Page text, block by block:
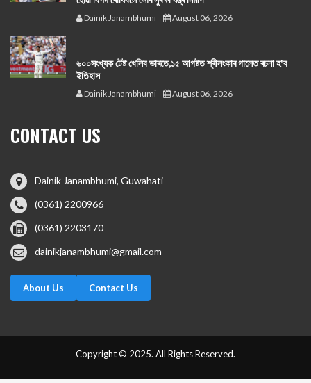
Dainik Janambhumi August 06, 2026
৬০০সংখ্যক টেষ্ট খেলিব ভাৰতে,১৫ আগষ্টত শ্ৰীলংকাৰ গালেত ৰচনা হ'ব
ইতিহাস
Dainik Janambhumi August 06, 2026
CONTACT US
Dainik Janambhumi, Guwahati
(0361) 2200966
(0361) 2203170
dainikjanambhumi@gmail.com
About Us Contact Us
Copyright © 2025. All Rights Reserved.